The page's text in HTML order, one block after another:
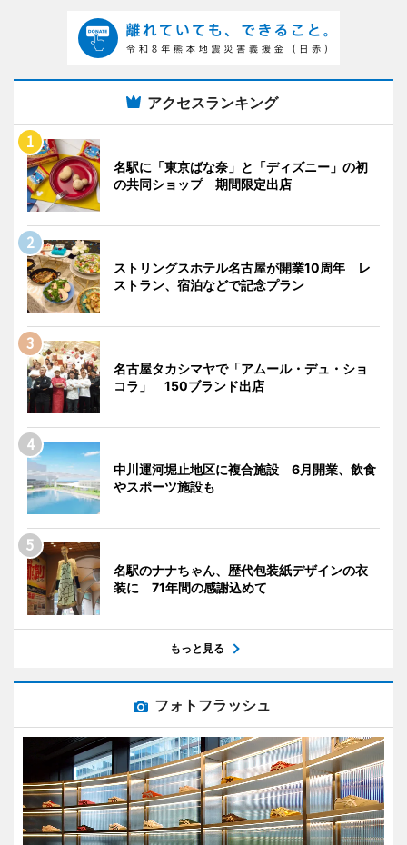
アクセスランキング
名駅に「東京ばな奈」と「ディズニー」の初
の共同ショップ 期間限定出店
ストリングスホテル名古屋が開業10周年 レ
ストラン、宿泊などで記念プラン
名古屋タカシマヤで「アムール・デュ・ショ
コラ」 150ブランド出店
中川運河堀止地区に複合施設 6月開業、飲食
やスポーツ施設も
名駅のナナちゃん、歴代包装紙デザインの衣
装に 71年間の感謝込めて
もっと見る
フォトフラッシュ